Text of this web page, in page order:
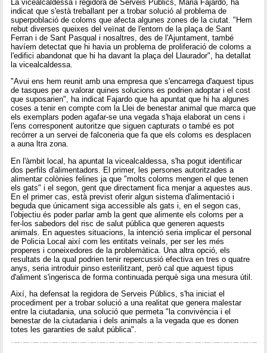
La vicealcaldessa i regidora de Serveis Públics, Maria Fajardo, ha
indicat que s'està treballant per a trobar solució al problema de
superpoblació de coloms que afecta algunes zones de la ciutat. "Hem
rebut diverses queixes del veïnat de l'entorn de la plaça de Sant
Ferran i de Sant Pasqual i nosaltres, des de l'Ajuntament, també
havíem detectat que hi havia un problema de proliferació de coloms a
l'edifici abandonat que hi ha davant la plaça del Llaurador", ha detallat
la vicealcaldessa.
"Avui ens hem reunit amb una empresa que s'encarrega d'aquest tipus
de tasques per a valorar quines solucions es podrien adoptar i el cost
que suposarien", ha indicat Fajardo que ha apuntat que hi ha algunes
coses a tenir en compte com la Llei de benestar animal que marca que
els exemplars poden agafar-se una vegada s'haja elaborat un cens i
l'ens corresponent autoritze que siguen capturats o també es pot
recórrer a un servei de falconeria que fa que els coloms es desplacen
a auna ltra zona.
En l'àmbit local, ha apuntat la vicealcaldessa, s'ha pogut identificar
dos perfils d'alimentadors. El primer, les persones autoritzades a
alimentar colònies felines ja que "molts coloms mengen el que tenen
els gats" i el segon, gent que directament fica menjar a aquestes aus.
En el primer cas, està previst oferir algun sistema d'alimentació i
beguda que únicament siga accessible als gats i, en el segon cas,
l'objectiu és poder parlar amb la gent que alimente els coloms per a
fer-los sabedors del risc de salut pública que generen aquests
animals. En aquestes situacions, la intenció seria implicar el personal
de Policia Local així com les entitats veïnals, per ser les més
properes i coneixedores de la problemàtica. Una altra opció, els
resultats de la qual podrien tenir repercussió efectiva en tres o quatre
anys, seria introduir pinso esterilitzant, però cal que aquest tipus
d'aliment s'ingerisca de forma continuada perquè siga una mesura útil.
Així, ha defensat la regidora de Serveis Públics, s'ha iniciat el
procediment per a trobar solució a una realitat que genera malestar
entre la ciutadania, una solució que permeta "la convivència i el
benestar de la ciutadania i dels animals a la vegada que es donen
totes les garanties de salut pública".